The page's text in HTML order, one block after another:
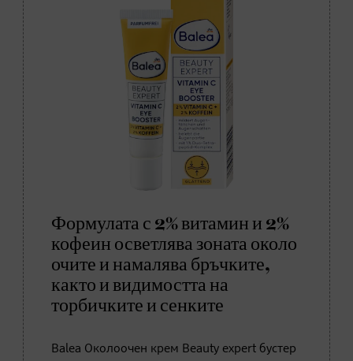
Формулата с 2% витамин и 2%
кофеин осветлява зоната около
очите и намалява бръчките,
както и видимостта на
торбичките и сенките
Balea Околоочен крем Beauty еxpert бустер